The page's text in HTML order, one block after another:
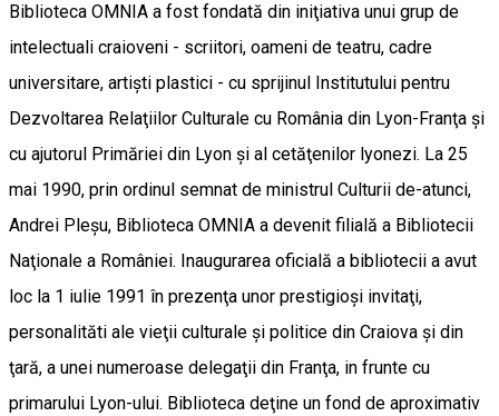
Biblioteca OMNIA a fost fondată din iniţiativa unui grup de
intelectuali craioveni - scriitori, oameni de teatru, cadre
universitare, artişti plastici - cu sprijinul Institutului pentru
Dezvoltarea Relaţiilor Culturale cu România din Lyon-Franţa şi
cu ajutorul Primăriei din Lyon şi al cetăţenilor lyonezi. La 25
mai 1990, prin ordinul semnat de ministrul Culturii de-atunci,
Andrei Pleşu, Biblioteca OMNIA a devenit filială a Bibliotecii
Naţionale a României. Inaugurarea oficială a bibliotecii a avut
loc la 1 iulie 1991 în prezenţa unor prestigioşi invitaţi,
personalităti ale vieţii culturale şi politice din Craiova şi din
ţară, a unei numeroase delegaţii din Franţa, in frunte cu
primarului Lyon-ului. Biblioteca deţine un fond de aproximativ